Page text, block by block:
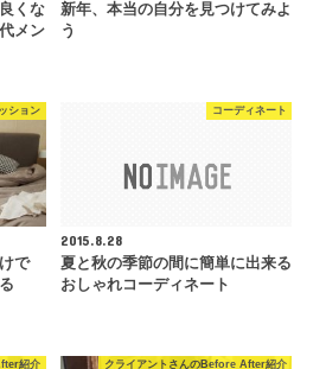
くな
メン
新年、本当の自分を見つけてみよ
う
ション
で
コーディネート
2015.8.28
夏と秋の季節の間に簡単に出来る
おしゃれコーディネート
紹介 クライアントさんのBefore After紹介